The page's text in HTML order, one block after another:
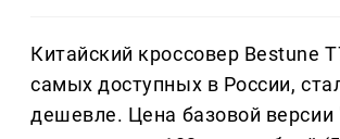
Китайский кроссовер Bestune
самых доступных в России,
дешевле. Цена базовой